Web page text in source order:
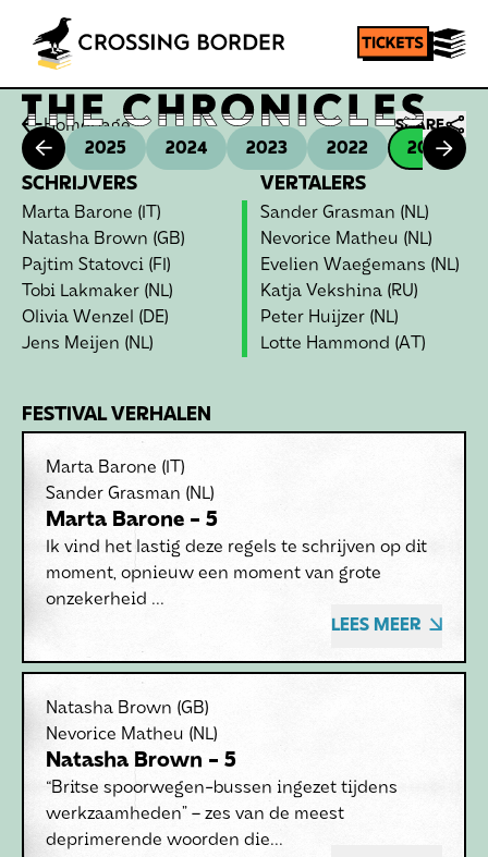
Homepage SHARE
2025 2024 2023 2022 2021
SCHRIJVERS VERTALERS
Marta Barone (IT) Sander Grasman (NL)
Natasha Brown (GB) Nevorice Matheu (NL)
Pajtim Statovci (FI) Evelien Waegemans (NL)
Tobi Lakmaker (NL) Katja Vekshina (RU)
Olivia Wenzel
(DE) Peter Huijzer (NL)
Jens Meijen (NL) Lotte Hammond (AT)
FESTIVAL VERHALEN
Marta Barone (IT)
Sander Grasman (NL)
Marta Barone - 5
Ik vind het lastig deze regels te schrijven op dit
moment, opnieuw een moment van grote
onzekerheid ...
LEES MEER
Natasha Brown (GB)
Nevorice Matheu (NL)
Natasha Brown - 5
“Britse spoorwegen-bussen ingezet tijdens
werkzaamheden” – zes van de meest
deprimerende woorden die...